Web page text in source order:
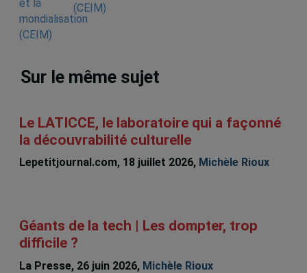
(CEIM)
Sur le même sujet
Le LATICCE, le laboratoire qui a façonné
la découvrabilité culturelle
Lepetitjournal.com, 18 juillet 2026, Michèle Rioux
Géants de la tech | Les dompter, trop
difficile ?
La Presse, 26 juin 2026, Michèle Rioux